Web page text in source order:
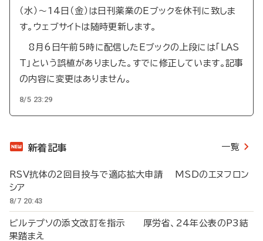
（水）～14日（金）は日刊薬業のEブックを休刊に致しま
す。ウェブサイトは随時更新します。
8月6日午前5時に配信したEブックの上段には「LAS
T」という誤植がありました。すでに修正しています。記事
の内容に変更はありません。
8/5 23:29
新着記事 一覧
RSV抗体の2回目投与で適応拡大申請 MSDのエヌフロン
シア
8/7 20:43
ビルテプソの添文改訂を指示 厚労省、24年公表のP3結
果踏まえ